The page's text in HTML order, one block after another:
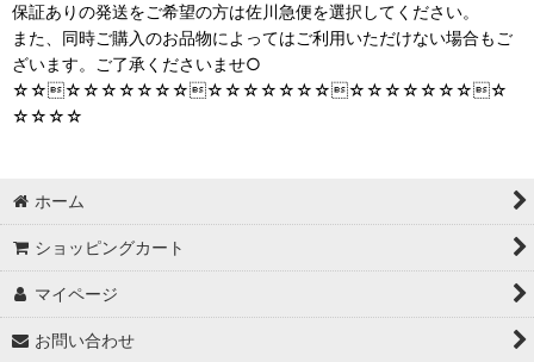
保証ありの発送をご希望の方は佐川急便を選択してください。
また、同時ご購入のお品物によってはご利用いただけない場合もご
ざいます。ご了承くださいませ○
☆☆☆☆☆☆☆☆☆☆☆☆☆☆☆☆☆☆☆☆☆☆☆☆
☆☆☆☆
ホーム
ショッピングカート
マイページ
お問い合わせ